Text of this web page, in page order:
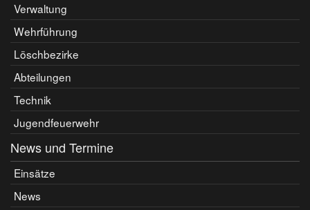
Verwaltung
Wehrführung
Löschbezirke
Abteilungen
Technik
Jugendfeuerwehr
News und Termine
Einsätze
News